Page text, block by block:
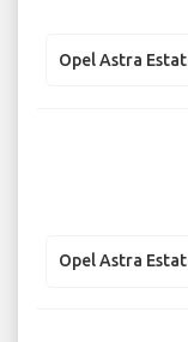
Opel Astra
Opel Astra